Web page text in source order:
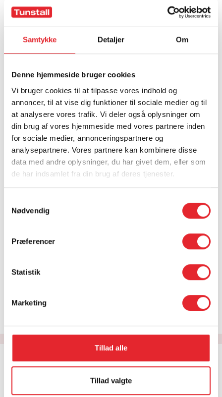
Samtykke Detaljer Om
Denne hjemmeside bruger cookies
Vi bruger cookies til at tilpasse vores indhold og
annoncer, til at vise dig funktioner til sociale medier og til
at analysere vores trafik. Vi deler også oplysninger om
din brug af vores hjemmeside med vores partnere inden
for sociale medier, annonceringspartnere og
analysepartnere. Vores partnere kan kombinere disse
data med andre oplysninger, du har givet dem, eller som
de har indsamlet fra din brug af deres tjenester.
Nødvendig
Præferencer
Statistik
Marketing
Tillad alle
Tillad valgte
så forskellen ligger blot i om kommunikationen skal ske
via SMS eller data. Alarmsoftwaren er udviklet både til
Android og iOS.
alarmgrupper, der skal modtages alarmer fra.
Alarmgrupperne defineres i Tunstall systemet og kan fx
være geografiske eller inden for plejemæssige områder
(stomi, sårbehandling etc.). Til- og framelding foretages
hurtigt og nemt direkte på telefonen.
Kontaktperson
Alarmsoftwaren kan benyttes på personlige telefoner,
hvor brugerne selv kan logge sig på og af systemet.
Telefonens alarmhistorik kan følges, da de seneste 10
accepterede, afviste og udløbne alarmer (inden for hver
Når adresseoplysningerne er udfyldt på en borger, bliver
de vist direkte i den modtagne alarm. Personalet kan
hvor alarmen er sendt fra.